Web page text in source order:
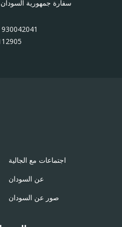
سفارة جمهورية
اجتماعات مع الجالية
عن السودان
صور عن السودان